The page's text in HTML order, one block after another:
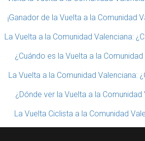
¡Ganador de la Vuelta a la Comunidad
La Vuelta a la Comunidad Valenciana:
¿Cuándo es la Vuelta a la
La Vuelta a la Comunidad Valenciana:
¿Dónde ver la Vuelta a la
La Vuelta Ciclista a la Comunidad